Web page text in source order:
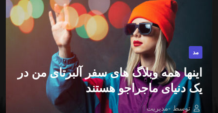
مد
اینها همه وبلاگ های سفر آلبرتای من در
یک دنیای ماجراجو هستند
توسط -مدیریت